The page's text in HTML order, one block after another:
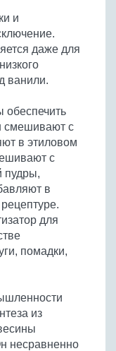
и
даже для
ванили.
обеспечить
смешивают с
в этиловом
с
пудры,
в
для
помадки,
из
несравненно